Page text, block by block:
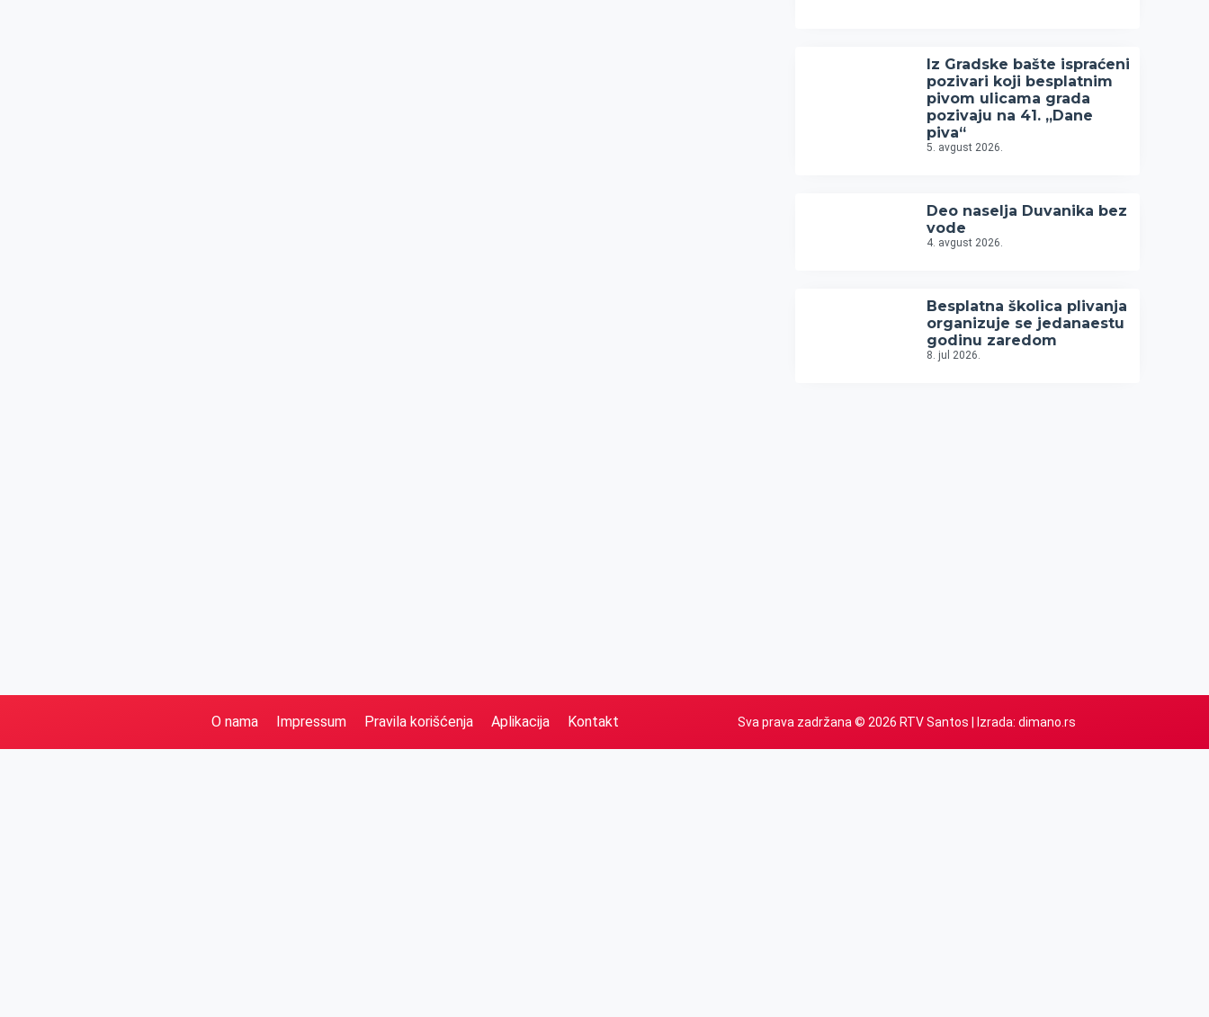
Iz Gradske bašte ispraćeni
pozivari koji besplatnim
pivom ulicama grada
pozivaju na 41. „Dane
piva“
5. avgust 2026.
Deo naselja Duvanika bez
vode
4. avgust 2026.
Besplatna školica plivanja
organizuje se jedanaestu
godinu zaredom
8. jul 2026.
O nama Impressum Pravila korišćenja Aplikacija Kontakt Sva prava zadržana © 2026 RTV Santos | Izrada: dimano.rs